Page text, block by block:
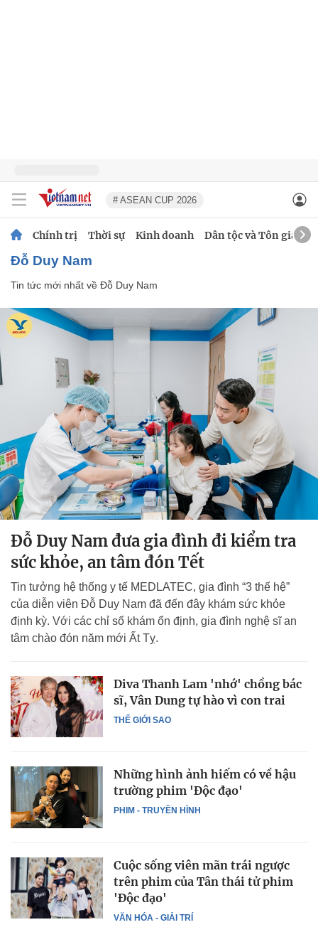
# ASEAN CUP 2026
Chính trị Thời sự Kinh doanh Dân tộc và Tôn giáo
Đỗ Duy Nam
Tin tức mới nhất về Đỗ Duy Nam
Đỗ Duy Nam đưa gia đình đi kiểm tra
sức khỏe, an tâm đón Tết
Tin tưởng hệ thống y tế MEDLATEC, gia đình “3 thế hệ”
của diễn viên Đỗ Duy Nam đã đến đây khám sức khỏe
định kỳ. Với các chỉ số khám ổn định, gia đình nghệ sĩ an
tâm chào đón năm mới Ất Tỵ.
THẾ GIỚI SAO
Diva Thanh Lam 'nhớ' chồng bác
sĩ, Vân Dung tự hào vì con trai
PHIM - TRUYỀN HÌNH
Những hình ảnh hiếm có về hậu
trường phim 'Độc đạo'
VĂN HÓA - GIẢI TRÍ
Cuộc sống viên mãn trái ngược
trên phim của Tân thái tử phim
'Độc đạo'